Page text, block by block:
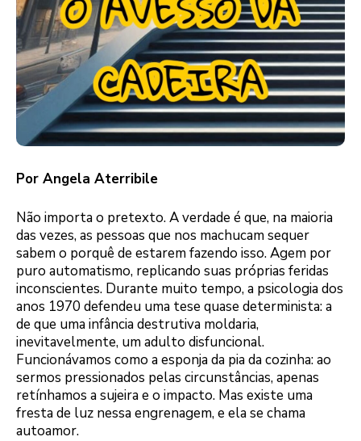
Por Angela Aterribile
Não importa o pretexto. A verdade é que, na maioria
das vezes, as pessoas que nos machucam sequer
sabem o porquê de estarem fazendo isso. Agem por
puro automatismo, replicando suas próprias feridas
inconscientes. Durante muito tempo, a psicologia dos
anos 1970 defendeu uma tese quase determinista: a
de que uma infância destrutiva moldaria,
inevitavelmente, um adulto disfuncional.
Funcionávamos como a esponja da pia da cozinha: ao
sermos pressionados pelas circunstâncias, apenas
retínhamos a sujeira e o impacto. Mas existe uma
fresta de luz nessa engrenagem, e ela se chama
autoamor.